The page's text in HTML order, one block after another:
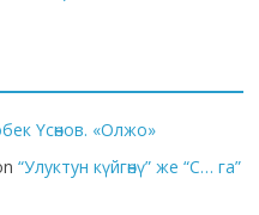
Үсөнов. «Олжо»
“Улуктун күйгөнү” же “С… га”